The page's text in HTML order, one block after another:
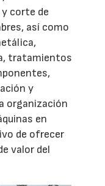
corte de
así como
tratamientos
y
organización
en
de ofrecer
valor del